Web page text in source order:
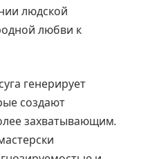
людской
любви к
генерирует
создают
захватывающим.